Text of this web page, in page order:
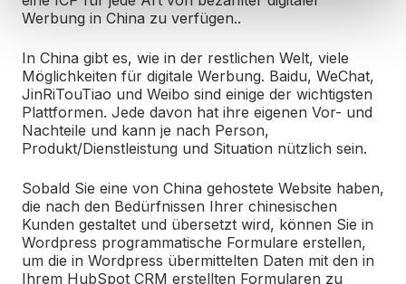
Werbung in China zu verfügen..
In China gibt es, wie in der restlichen Welt, viele
Möglichkeiten für digitale Werbung. Baidu, WeChat,
JinRiTouTiao und Weibo sind einige der wichtigsten
Plattformen. Jede davon hat ihre eigenen Vor- und
Nachteile und kann je nach Person,
Produkt/Dienstleistung und Situation nützlich sein.
Sobald Sie eine von China gehostete Website haben,
die nach den Bedürfnissen Ihrer chinesischen
Kunden gestaltet und übersetzt wird, können Sie in
Wordpress programmatische Formulare erstellen,
um die in Wordpress übermittelten Daten mit den in
Ihrem HubSpot CRM erstellten Formularen zu